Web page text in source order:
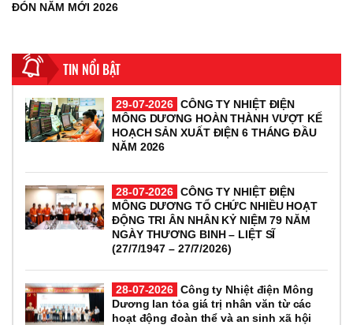
ĐÓN NĂM MỚI 2026
TIN NỔI BẬT
29-07-2026 CÔNG TY NHIỆT ĐIỆN
MÔNG DƯƠNG HOÀN THÀNH VƯỢT KẾ
HOẠCH SẢN XUẤT ĐIỆN 6 THÁNG ĐẦU
NĂM 2026
28-07-2026 CÔNG TY NHIỆT ĐIỆN
MÔNG DƯƠNG TỔ CHỨC NHIỀU HOẠT
ĐỘNG TRI ÂN NHÂN KỶ NIỆM 79 NĂM
NGÀY THƯƠNG BINH – LIỆT SĨ
(27/7/1947 – 27/7/2026)
28-07-2026 Công ty Nhiệt điện Mông
Dương lan tỏa giá trị nhân văn từ các
hoạt động đoàn thể và an sinh xã hội